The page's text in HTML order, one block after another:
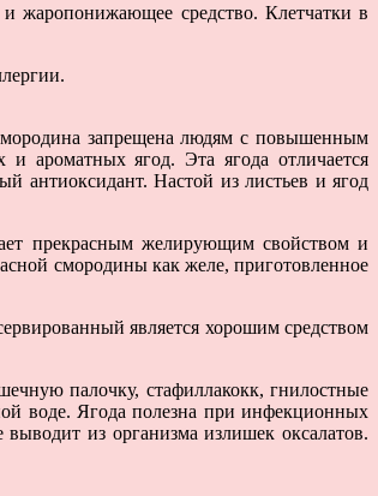
и жаропонижающее средство. Клетчатки в
запрещена людям с повышенным
ароматных ягод. Эта ягода отличается
антиоксидант. Настой из листьев и ягод
прекрасным желирующим свойством и
смородины как желе, приготовленное
является хорошим средством
палочку, стафиллакокк, гнилостные
воде. Ягода полезна при инфекционных
из организма излишек оксалатов.